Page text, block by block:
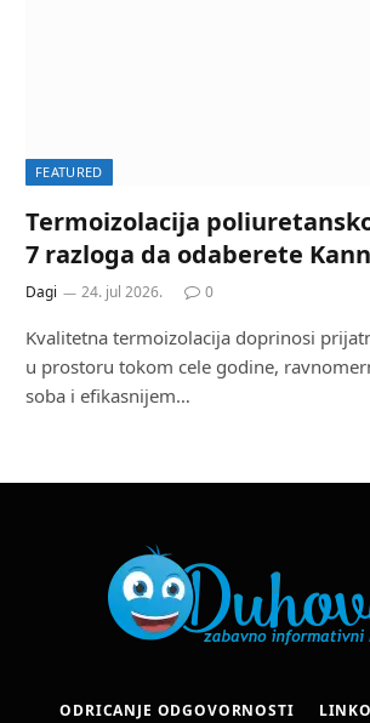
FEATURED
Termoizolacija
7 razloga da odaberete
Dagi 24. jul 2026. 0
Kvalitetna termoizolacija doprinosi
u prostoru tokom cele godine,
soba i efikasnijem…
ODRICANJE ODGOVORNOSTI